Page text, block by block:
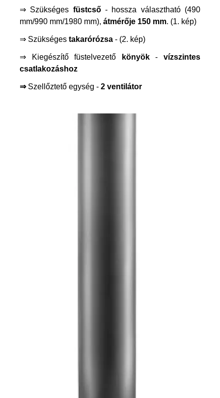
⇒ Szükséges füstcső- hossza választható (490
mm/990 mm/1980 mm), átmérője 150 mm. (1. kép)
⇒ Szükséges takarórózsa - (2. kép)
⇒ Kiegészítő füstelvezető könyök-vízszintes
csatlakozáshoz
⇒ Szellőztető egység - 2 ventilátor